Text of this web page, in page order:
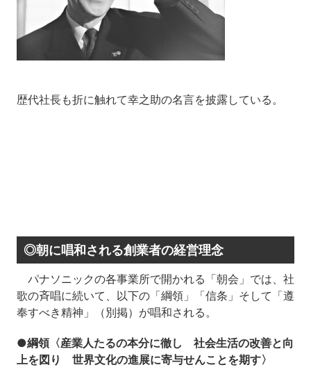
歴代社長も折に触れて幸之助の名言を披露している。
◎朝に唱和される創業者の経営理念
パナソニックの各事業所で開かれる「朝会」では、社
歌の斉唱に続いて、以下の「綱領」「信条」そして「遵
奉すべき精神」（別掲）が唱和される。
●綱領〈産業人たるの本分に徹し 社会生活の改善と向
上を図り 世界文化の進展に寄与せんことを期す〉